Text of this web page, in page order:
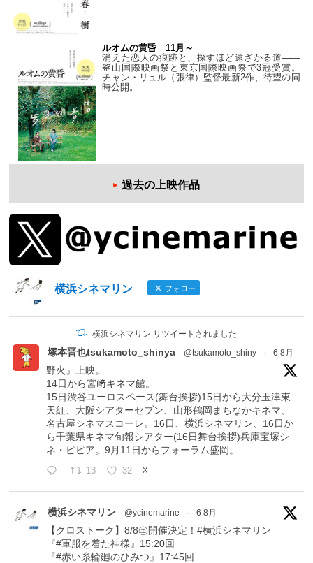
ルオムの黄昏 11月～
消えた恋人の痕跡と、探すほど遠ざかる道——
釜山国際映画祭と東京国際映画祭で3冠受賞。
チャン・リュル（張律）監督最新2作、待望の同
時公開。
過去の上映作品
横浜シネマリン フォロー
横浜シネマリン リツイートされました
塚本晋也tsukamoto_shinya @tsukamoto_shiny · 6 8月
野火』上映。
14日から宮﨑キネマ館。
15日渋谷ユーロスペース(舞台挨拶)15日から大分玉津東
天紅、大阪シアターセブン、山形鶴岡まちなかキネマ、
名古屋シネマスコーレ。16日、横浜シネマリン、16日か
ら千葉県キネマ旬報シアター(16日舞台挨拶)兵庫宝塚シ
ネ・ピピア。9月11日からフォーラム盛岡。
13 32 X
横浜シネマリン @ycinemarine · 6 8月
【クロストーク】8/8㊏開催決定！#横浜シネマリン
『#軍服を着た神様』15:20回
『#赤い糸輪廻のひみつ』17:45回